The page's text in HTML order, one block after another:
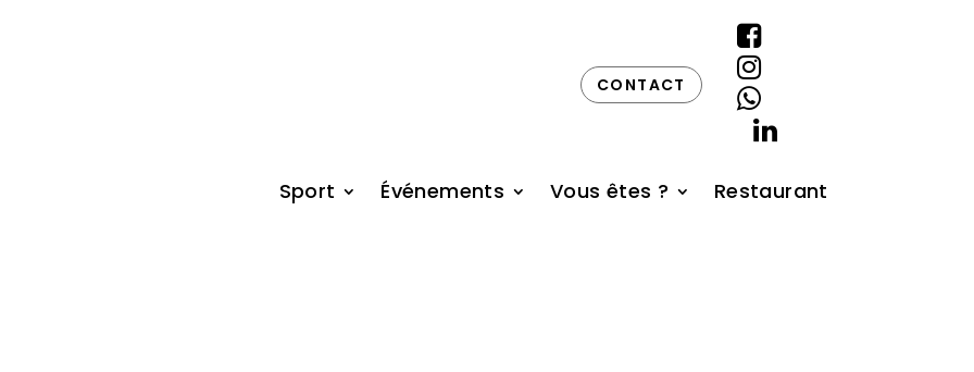
CONTACT




Sport Événements Vous êtes ? Restaurant